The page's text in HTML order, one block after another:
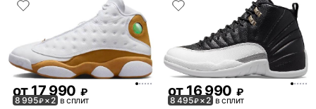
от17 990 ₽
8 995₽× 2 в сплит
от16 990 ₽
8 495₽× 2 в сплит